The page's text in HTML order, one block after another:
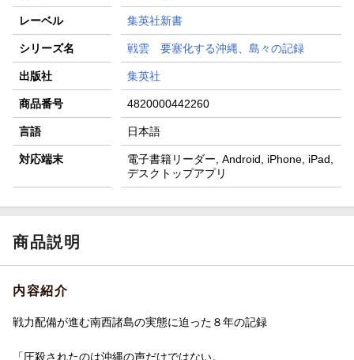
レーベル 集英社新書
シリーズ名 戦雲 要塞化する沖縄、島々の記録
出版社 集英社
商品番号 4820000442260
言語 日本語
対応端末
電子書籍リーダー, Android, iPhone, iPad,
デスクトップアプリ
商品説明
内容紹介
戦力配備が進む南西諸島の実態に迫った８年の記録
「圧殺されたのは沖縄の声だけではない。